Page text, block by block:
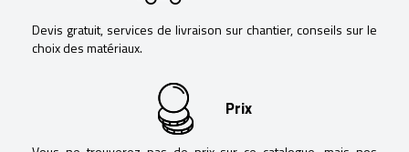
Devis gratuit, services de livraison sur chantier, conseils sur le
choix des matériaux.
Prix